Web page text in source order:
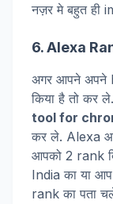
नज़र मे बहुत ही
6. Alexa
अगर आपने अपने
किया है तो कर
tool for
कर ले. Alexa
आपको 2 rank
India का या
rank का पता